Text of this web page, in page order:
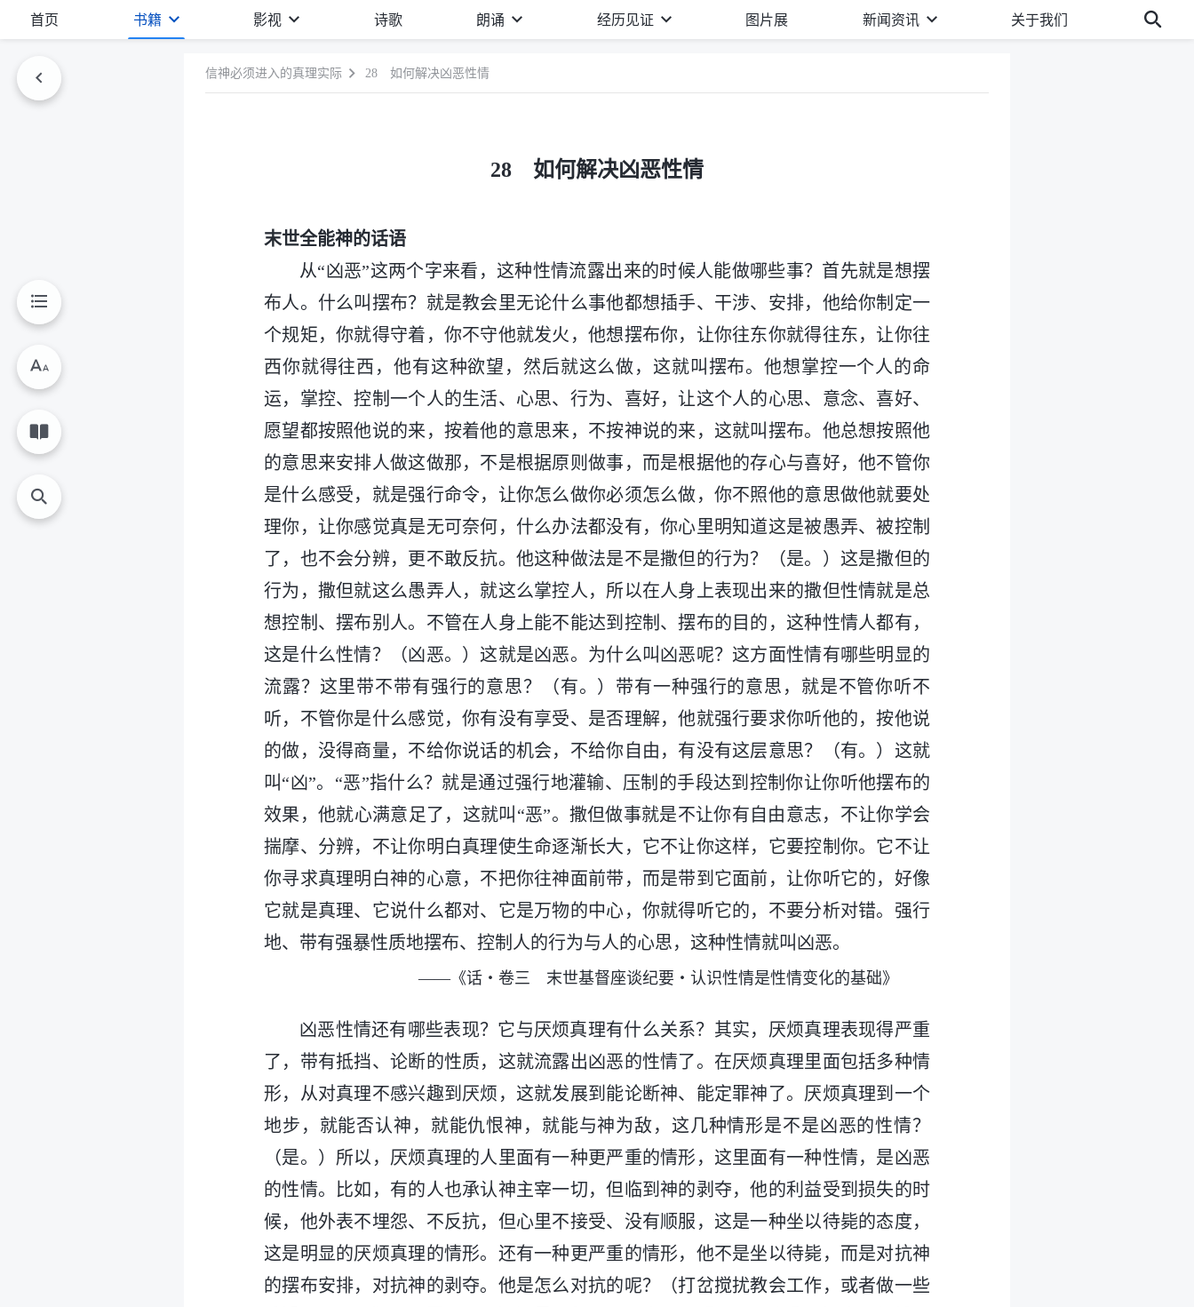
首页 书籍 影视 诗歌 朗诵 经历见证 图片展 新闻资讯 关于我们
信神必须进入的真理实际 28 如何解决凶恶性情
28 如何解决凶恶性情
末世全能神的话语
从“凶恶”这两个字来看，这种性情流露出来的时候人能做哪些事？首先就是想摆
布人。什么叫摆布？就是教会里无论什么事他都想插手、干涉、安排，他给你制定一
个规矩，你就得守着，你不守他就发火，他想摆布你，让你往东你就得往东，让你往
西你就得往西，他有这种欲望，然后就这么做，这就叫摆布。他想掌控一个人的命
运，掌控、控制一个人的生活、心思、行为、喜好，让这个人的心思、意念、喜好、
愿望都按照他说的来，按着他的意思来，不按神说的来，这就叫摆布。他总想按照他
的意思来安排人做这做那，不是根据原则做事，而是根据他的存心与喜好，他不管你
是什么感受，就是强行命令，让你怎么做你必须怎么做，你不照他的意思做他就要处
理你，让你感觉真是无可奈何，什么办法都没有，你心里明知道这是被愚弄、被控制
了，也不会分辨，更不敢反抗。他这种做法是不是撒但的行为？（是。）这是撒但的
行为，撒但就这么愚弄人，就这么掌控人，所以在人身上表现出来的撒但性情就是总
想控制、摆布别人。不管在人身上能不能达到控制、摆布的目的，这种性情人都有，
这是什么性情？（凶恶。）这就是凶恶。为什么叫凶恶呢？这方面性情有哪些明显的
流露？这里带不带有强行的意思？（有。）带有一种强行的意思，就是不管你听不
听，不管你是什么感觉，你有没有享受、是否理解，他就强行要求你听他的，按他说
的做，没得商量，不给你说话的机会，不给你自由，有没有这层意思？（有。）这就
叫“凶”。“恶”指什么？就是通过强行地灌输、压制的手段达到控制你让你听他摆布的
效果，他就心满意足了，这就叫“恶”。撒但做事就是不让你有自由意志，不让你学会
揣摩、分辨，不让你明白真理使生命逐渐长大，它不让你这样，它要控制你。它不让
你寻求真理明白神的心意，不把你往神面前带，而是带到它面前，让你听它的，好像
它就是真理、它说什么都对、它是万物的中心，你就得听它的，不要分析对错。强行
地、带有强暴性质地摆布、控制人的行为与人的心思，这种性情就叫凶恶。
——《话・卷三 末世基督座谈纪要・认识性情是性情变化的基础》
凶恶性情还有哪些表现？它与厌烦真理有什么关系？其实，厌烦真理表现得严重
了，带有抵挡、论断的性质，这就流露出凶恶的性情了。在厌烦真理里面包括多种情
形，从对真理不感兴趣到厌烦，这就发展到能论断神、能定罪神了。厌烦真理到一个
地步，就能否认神，就能仇恨神，就能与神为敌，这几种情形是不是凶恶的性情？
（是。）所以，厌烦真理的人里面有一种更严重的情形，这里面有一种性情，是凶恶
的性情。比如，有的人也承认神主宰一切，但临到神的剥夺，他的利益受到损失的时
候，他外表不埋怨、不反抗，但心里不接受、没有顺服，这是一种坐以待毙的态度，
这是明显的厌烦真理的情形。还有一种更严重的情形，他不是坐以待毙，而是对抗神
的摆布安排，对抗神的剥夺。他是怎么对抗的呢？（打岔搅扰教会工作，或者做一些